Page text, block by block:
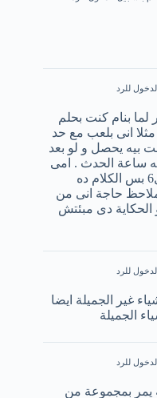
للرد
لما بنام كنت بحلم
انى بلعب مع حد
بيه يحصل و لو بعد
ساعة الحدث . امى
كانت بتقولى انى عندى الحاسة ال6 بس الكلام ده
حاجة انى من
الحكاية دى مبئتش
للرد
غير الجميلة ايضا
الجميلة
للرد
يمر بمجموعة من